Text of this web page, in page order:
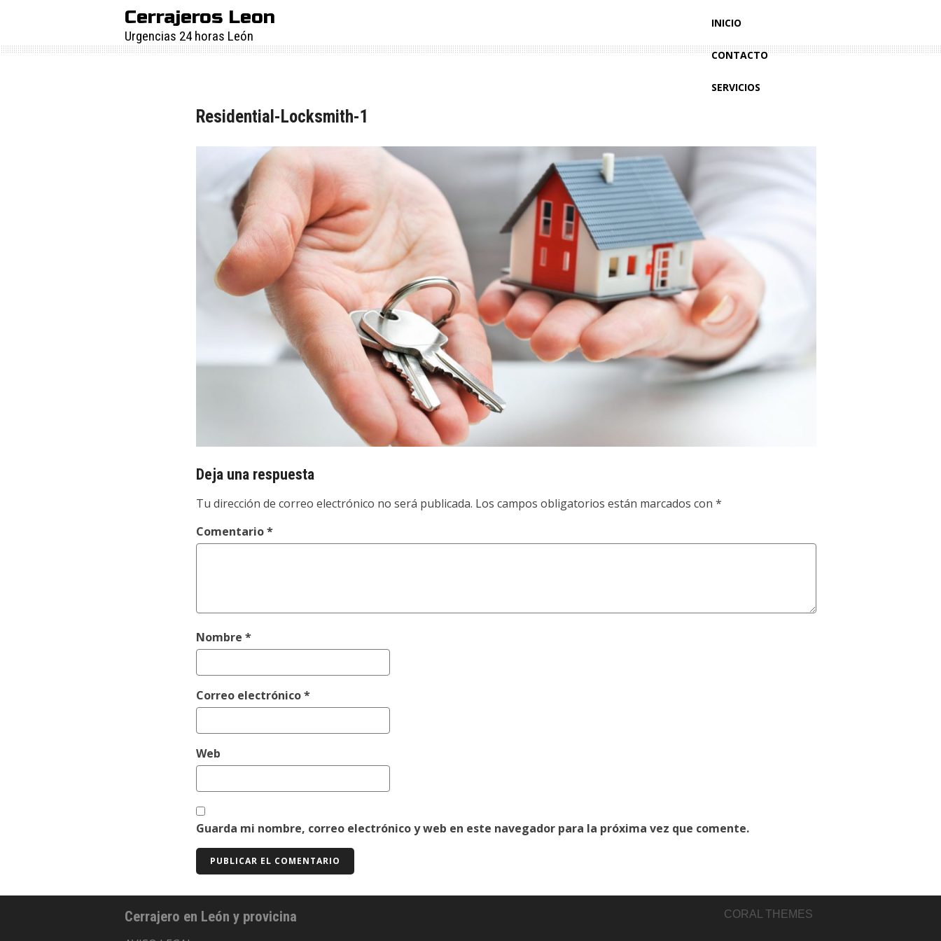
Cerrajeros Leon
Urgencias 24 horas León
INICIO
CONTACTO
SERVICIOS
Residential-Locksmith-1
Deja una respuesta
Tu dirección de correo electrónico no será publicada. Los campos obligatorios están marcados con*
Comentario*
Nombre*
Correo electrónico*
Web
Guarda mi nombre, correo electrónico y web en este navegador para la próxima vez que comente.
Cerrajero en León y provicina CORAL THEMES